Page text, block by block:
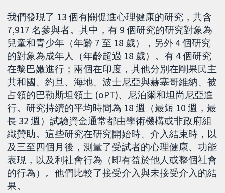
我們發現了 13 個有關促進心理健康的研究，共含
7,917 名參與者。其中，有 9 個研究的研究對象為
兒童和青少年（年齡 7 至 18 歲），另外 4 個研究
的對象為成年人（年齡超過 18 歲）。有 4 個研究
在黎巴嫩進行；兩個在印度，其他分別在剛果民主
共和國、約旦、海地、波士尼亞與赫塞哥維納、被
占領的巴勒斯坦領土 (oPT)、尼泊爾和坦尚尼亞進
行。研究持續的平均時間為 18 週（最短 10 週，最
長 32 週）試驗資金通常都由學術機構或非政府組
織贊助。這些研究在研究開始時、介入結束時，以
及三至四個月後，測量了受試者的心理健康、功能
表現，以及利社會行為（即有益於他人或整個社會
的行為）。他們比較了接受介入與未接受介入的結
果。